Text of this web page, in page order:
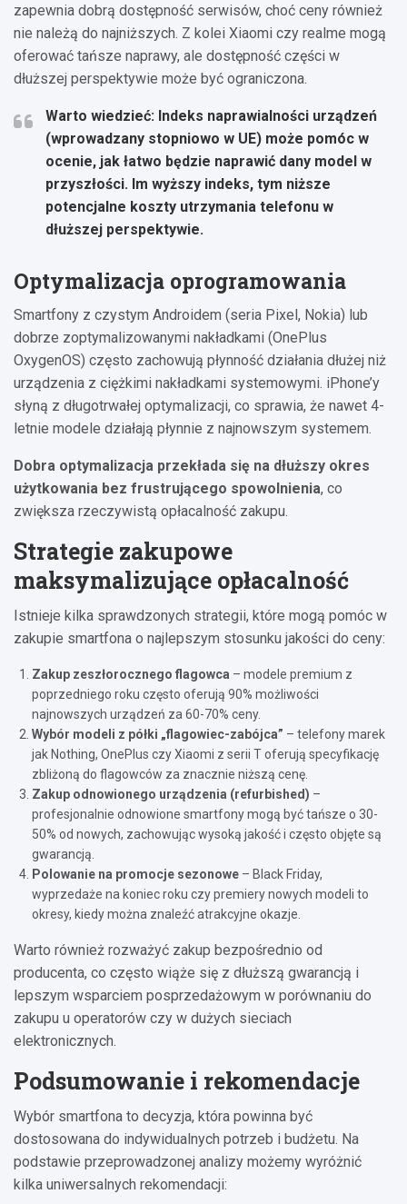
zapewnia dobrą dostępność serwisów, choć ceny również
nie należą do najniższych. Z kolei Xiaomi czy realme mogą
oferować tańsze naprawy, ale dostępność części w
dłuższej perspektywie może być ograniczona.
Warto wiedzieć: Indeks naprawialności urządzeń
(wprowadzany stopniowo w UE) może pomóc w
ocenie, jak łatwo będzie naprawić dany model w
przyszłości. Im wyższy indeks, tym niższe
potencjalne koszty utrzymania telefonu w
dłuższej perspektywie.
Optymalizacja oprogramowania
Smartfony z czystym Androidem (seria Pixel, Nokia) lub
dobrze zoptymalizowanymi nakładkami (OnePlus
OxygenOS) często zachowują płynność działania dłużej niż
urządzenia z ciężkimi nakładkami systemowymi. iPhone’y
słyną z długotrwałej optymalizacji, co sprawia, że nawet 4-
letnie modele działają płynnie z najnowszym systemem.
Dobra optymalizacja przekłada się na dłuższy okres
użytkowania bez frustrującego spowolnienia, co
zwiększa rzeczywistą opłacalność zakupu.
Strategie zakupowe
maksymalizujące opłacalność
Istnieje kilka sprawdzonych strategii, które mogą pomóc w
zakupie smartfona o najlepszym stosunku jakości do ceny:
Zakup zeszłorocznego flagowca – modele premium z
poprzedniego roku często oferują 90% możliwości
najnowszych urządzeń za 60-70% ceny.
Wybór modeli z półki „flagowiec-zabójca” – telefony marek
jak Nothing, OnePlus czy Xiaomi z serii T oferują specyfikację
zbliżoną do flagowców za znacznie niższą cenę.
Zakup odnowionego urządzenia (refurbished) –
profesjonalnie odnowione smartfony mogą być tańsze o 30-
50% od nowych, zachowując wysoką jakość i często objęte są
gwarancją.
Polowanie na promocje sezonowe – Black Friday,
wyprzedaże na koniec roku czy premiery nowych modeli to
okresy, kiedy można znaleźć atrakcyjne okazje.
Warto również rozważyć zakup bezpośrednio od
producenta, co często wiąże się z dłuższą gwarancją i
lepszym wsparciem posprzedażowym w porównaniu do
zakupu u operatorów czy w dużych sieciach
elektronicznych.
Podsumowanie i rekomendacje
Wybór smartfona to decyzja, która powinna być
dostosowana do indywidualnych potrzeb i budżetu. Na
podstawie przeprowadzonej analizy możemy wyróżnić
kilka uniwersalnych rekomendacji: